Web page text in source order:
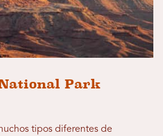
Park
tipos diferentes de